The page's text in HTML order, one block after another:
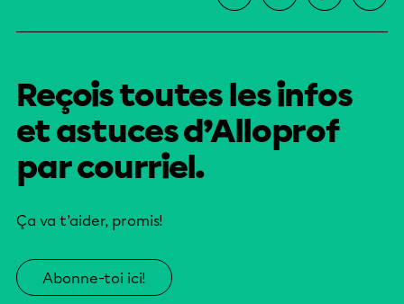
Reçois toutes les infos
et astuces d’Alloprof
par courriel.
Ça va t’aider, promis!
Abonne-toi ici!